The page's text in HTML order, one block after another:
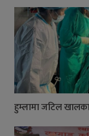
हुम्लामा जटिल